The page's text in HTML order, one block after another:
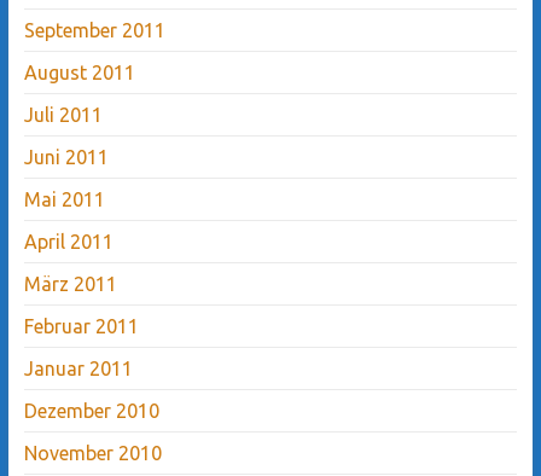
September 2011
August 2011
Juli 2011
Juni 2011
Mai 2011
April 2011
März 2011
Februar 2011
Januar 2011
Dezember 2010
November 2010